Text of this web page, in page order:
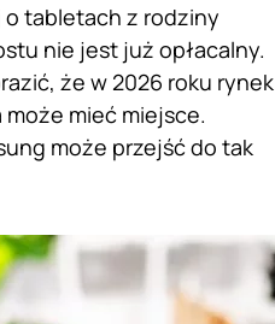
tabletach z rodziny
nie jest już opłacalny.
że w 2026 roku rynek
mieć miejsce.
może przejść do tak